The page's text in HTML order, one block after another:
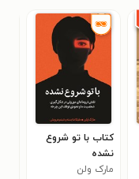
کتاب با تو شروع
نشده
مارک ولن